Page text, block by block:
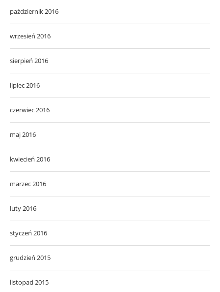
październik 2016
wrzesień 2016
sierpień 2016
lipiec 2016
czerwiec 2016
maj 2016
kwiecień 2016
marzec 2016
luty 2016
styczeń 2016
grudzień 2015
listopad 2015